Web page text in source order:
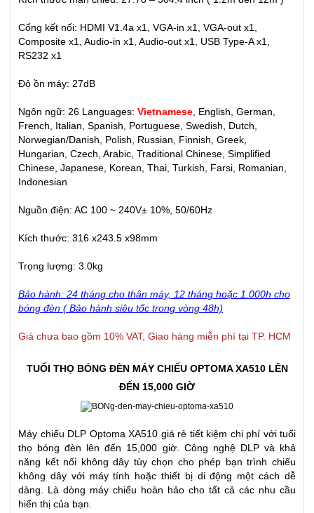
Cổng kết nối: HDMI V1.4a x1, VGA-in x1, VGA-out x1,
Composite x1, Audio-in x1, Audio-out x1, USB Type-A x1,
RS232 x1
Độ ồn máy: 27dB
Ngôn ngữ: 26 Languages: Vietnamese , English, German,
French, Italian, Spanish, Portuguese, Swedish, Dutch,
Norwegian/Danish, Polish, Russian, Finnish, Greek,
Hungarian, Czech, Arabic, Traditional Chinese, Simplified
Chinese, Japanese, Korean, Thai, Turkish, Farsi, Romanian,
Indonesian
Nguồn điện: AC 100 ~ 240V± 10%, 50/60Hz
Kích thước: 316 x243.5 x98mm
Trọng lượng: 3.0kg
Bảo hành: 24 tháng cho thân máy, 12 tháng hoặc 1.000h cho
bóng đèn ( Bảo hành siêu tốc trong vòng 48h)
Giá chưa bao gồm 10% VAT, Giao hàng miễn phí tại TP. HCM
TUỔI THỌ BÓNG ĐÈN MÁY CHIẾU OPTOMA XA510 LÊN
ĐẾN 15,000 GIỜ
Máy chiếu DLP Optoma XA510 giá rẻ tiết kiệm chi phí với tuổi
thọ bóng đèn lên đến 15,000 giờ. Công nghệ DLP và khả
năng kết nối không dây tùy chọn cho phép bạn trình chiếu
không dây với máy tính hoặc thiết bị di động một cách dễ
dàng. Là dòng máy chiếu hoàn hảo cho tất cả các nhu cầu
hiển thị của bạn.